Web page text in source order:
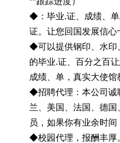
◆：毕业.证、成绩、
证。让您回国发展信心
◆可以提供钢印、水印
的毕业.证、百分之百
成绩、单，真实大使馆
◆招聘代理：本公司诚
兰、美国、法国、德
员，如果你有业余时
◆校园代理，报酬丰厚